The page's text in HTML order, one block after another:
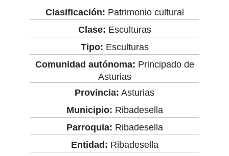
Clasificación: Patrimonio cultural
Clase: Esculturas
Tipo: Esculturas
Comunidad autónoma: Principado de
Asturias
Provincia: Asturias
Municipio: Ribadesella
Parroquia: Ribadesella
Entidad: Ribadesella